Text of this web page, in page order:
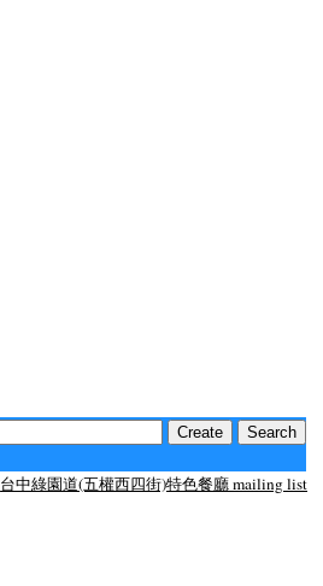
台中綠園道(五權西四街)特色餐廳 mailing list